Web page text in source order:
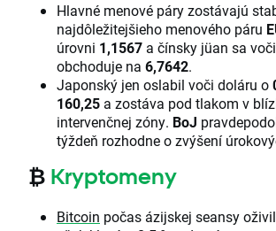
Hlavné menové páry zostávajú
najdôležitejšieho menového páru
úrovni 1,1567 a čínsky jüan sa
obchoduje na 6,7642.
Japonský jen oslabil voči doláru o
160,25 a zostáva pod tlakom v
intervenčnej zóny. BoJ
týždeň rozhodne o zvýšení
₿ Kryptomeny
Bitcoin počas ázijskej seansy